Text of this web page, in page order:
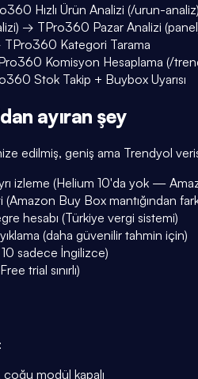
Hızlı Ürün Analizi (/urun-analiz)
→ TPro360 Pazar Analizi
Kategori Tarama
Komisyon Hesaplama (/
Stok Takip + Buybox Uyarısı
ayıran şey
edilmiş, geniş ama Trendyol
izleme (Helium 10'da yok —
Buy Box mantığından
hesabı (Türkiye vergi sistemi)
(daha güvenilir tahmin için)
sadece İngilizce)
trial sınırlı)
modül kapalı